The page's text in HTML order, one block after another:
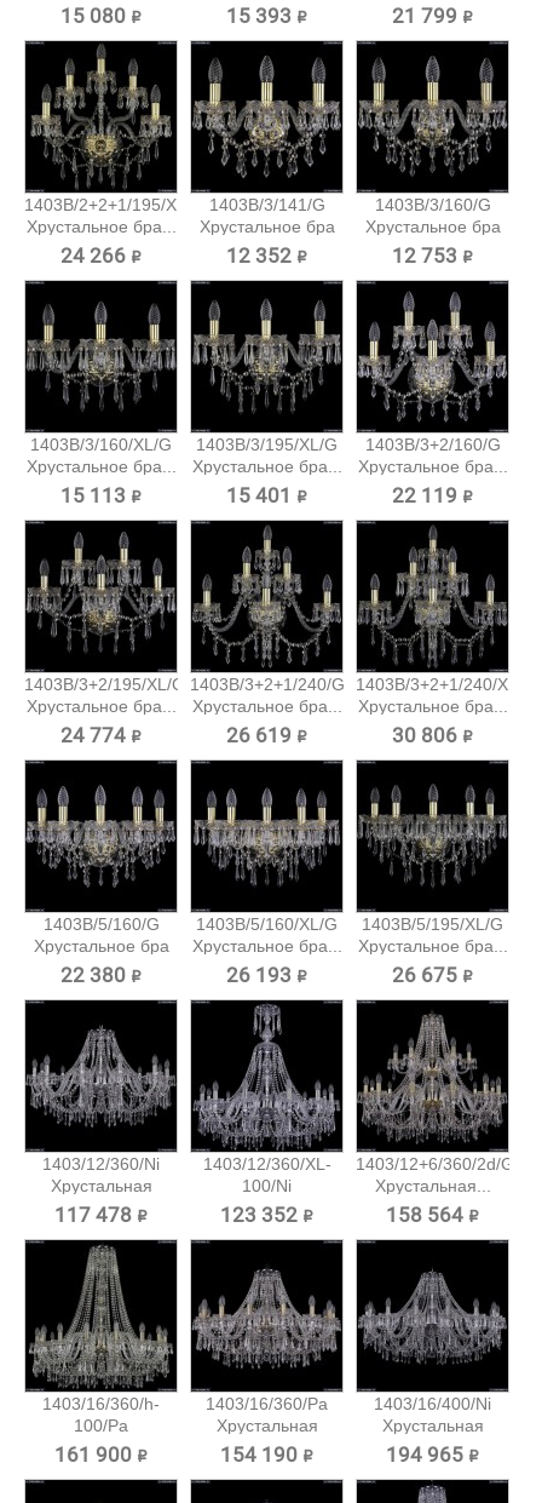
15 080 ₽ 15 393 ₽ 21 799 ₽
1403B/2+2+1/195/XL/G
Хрустальное бра...
24 266 ₽
1403B/3/141/G
Хрустальное бра
Bohemia...
12 352 ₽
1403B/3/160/G
Хрустальное бра
Bohemia...
12 753 ₽
1403B/3/160/XL/G
Хрустальное бра...
15 113 ₽
1403B/3/195/XL/G
Хрустальное бра...
15 401 ₽
1403B/3+2/160/G
Хрустальное бра...
22 119 ₽
1403B/3+2/195/XL/G
Хрустальное бра...
24 774 ₽
1403B/3+2+1/240/G
Хрустальное бра...
26 619 ₽
1403B/3+2+1/240/XL/G
Хрустальное бра...
30 806 ₽
1403B/5/160/G
Хрустальное бра
Bohemia...
22 380 ₽
1403B/5/160/XL/G
Хрустальное бра...
26 193 ₽
1403B/5/195/XL/G
Хрустальное бра...
26 675 ₽
1403/12/360/Ni
Хрустальная
подвесная...
117 478 ₽
1403/12/360/XL-
100/Ni
Хрустальная...
123 352 ₽
1403/12+6/360/2d/G
Хрустальная...
158 564 ₽
1403/16/360/h-
100/Pa
Хрустальная...
161 900 ₽
1403/16/360/Pa
Хрустальная
подвесная...
154 190 ₽
1403/16/400/Ni
Хрустальная
подвесная...
194 965 ₽